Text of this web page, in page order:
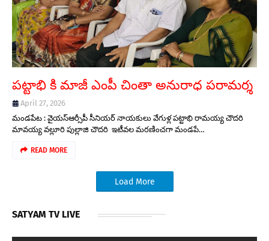
పట్టాభి కి మాజీ ఎంపీ చింతా అనురాధ పరామర్శ
April 27, 2026
మండపేట : వైయస్ఆర్సీపీ సీనియర్ నాయకులు వేగుళ్ల పట్టాభి రామయ్య చౌదరి
మావయ్య వల్లూరి పుల్లాజి చౌదరి ఇటీవల మరణించగా మండపే…
READ MORE
Load More
SATYAM TV LIVE